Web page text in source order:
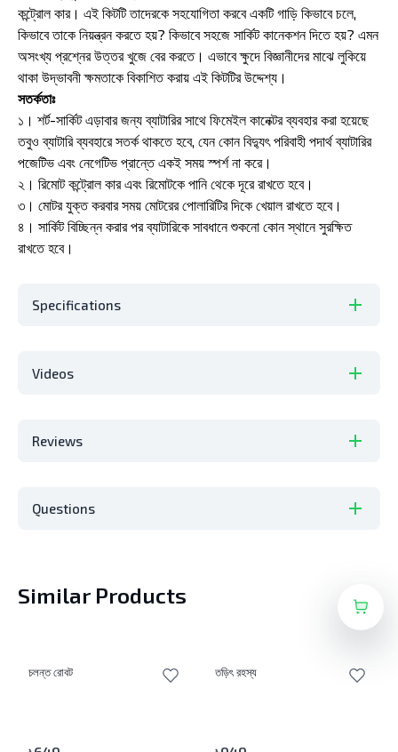
কন্ট্রোল কার। এই কিটটি তাদেরকে সহযোগিতা করবে একটি গাড়ি কিভাবে চলে,
কিভাবে তাকে নিয়ন্ত্রন করতে হয়? কিভাবে সহজে সার্কিট কানেকশন দিতে হয়? এমন
অসংখ্য প্রশ্নের উত্তর খুজে বের করতে। এভাবে ক্ষুদে বিজ্ঞানীদের মাঝে লুকিয়ে
থাকা উদ্ভাবনী ক্ষমতাকে বিকাশিত করায় এই কিটটির উদ্দেশ্য।
সতর্কতাঃ
১। শর্ট-সার্কিট এড়াবার জন্য ব্যাটারির সাথে ফিমেইল কানেক্টর ব্যবহার করা হয়েছে
তবুও ব্যাটারি ব্যবহারে সতর্ক থাকতে হবে, যেন কোন বিদ্যুৎ পরিবাহী পদার্থ ব্যাটারির
পজেটিভ এবং নেগেটিভ প্রান্তে একই সময় স্পর্শ না করে।
২। রিমোট কন্ট্রোল কার এবং রিমোটকে পানি থেকে দূরে রাখতে হবে।
৩। মোটর যুক্ত করবার সময় মোটরের পোলারিটির দিকে খেয়াল রাখতে হবে।
৪। সার্কিট বিচ্ছিন্ন করার পর ব্যাটারিকে সাবধানে শুকনো কোন স্থানে সুরক্ষিত
রাখতে হবে।
Specifications
Videos
Reviews
Questions
Similar Products
চলন্ত রোবট তড়িৎ রহস্য